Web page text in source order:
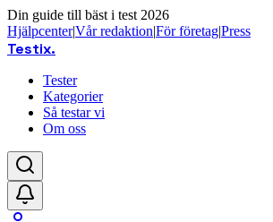
Din guide till bäst i test 2026
Hjälpcenter|Vår redaktion|För företag|Press
Testix.
Tester
Kategorier
Så testar vi
Om oss